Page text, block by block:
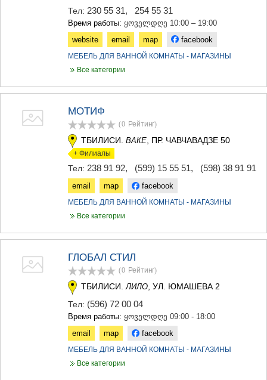
Тел: 230 55 31, 254 55 31
Время работы: ყოველდღე 10:00 – 19:00
website
email map facebook
МЕБЕЛЬ ДЛЯ ВАННОЙ КОМНАТЫ - МАГАЗИНЫ
Все категории
МОТИФ
(0 Рейтинг)
ТБИЛИСИ. ВАКЕ , ПР. ЧАВЧАВАДЗЕ 50
+ Филиалы
Тел: 238 91 92, (599) 15 55 51, (598) 38 91 91
email map facebook
МЕБЕЛЬ ДЛЯ ВАННОЙ КОМНАТЫ - МАГАЗИНЫ
Все категории
ГЛОБАЛ СТИЛ
(0 Рейтинг)
ТБИЛИСИ.ЛИЛО, УЛ. ЮМАШЕВА 2
Тел: (596) 72 00 04
Время работы: ყოველდღე 09:00 - 18:00
email
map facebook
МЕБЕЛЬ ДЛЯ ВАННОЙ КОМНАТЫ - МАГАЗИНЫ
Все категории